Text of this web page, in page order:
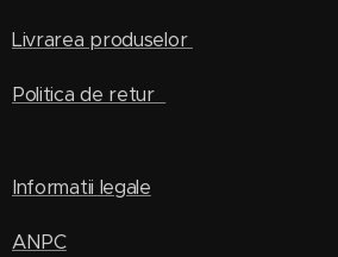
Livrarea produselor
Politica de retur
Informatii legale
ANPC